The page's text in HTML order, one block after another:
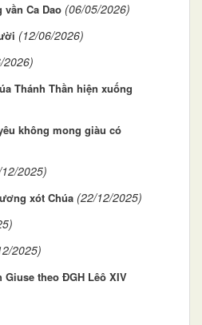
Ca Dao (06/05/2026)
(12/06/2026)
2026)
Thánh Thần hiện xuống
không mong giàu có
2025)
xót Chúa (22/12/2025)
2025)
theo ĐGH Lêô XIV